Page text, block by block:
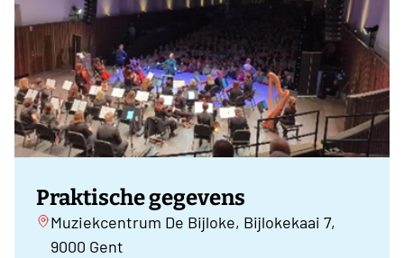
Praktische gegevens
Muziekcentrum De Bijloke, Bijlokekaai 7,
9000 Gent